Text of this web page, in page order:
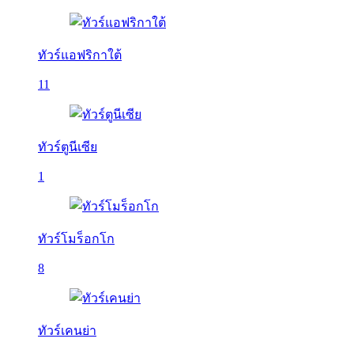
ทัวร์แอฟริกาใต้
11
ทัวร์ตูนีเซีย
1
ทัวร์โมร็อกโก
8
ทัวร์เคนย่า